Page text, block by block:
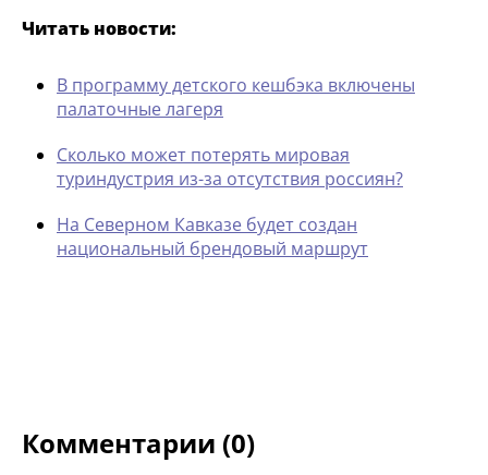
Читать новости:
В программу детского кешбэка включены
палаточные лагеря
Сколько может потерять мировая
туриндустрия из-за отсутствия россиян?
На Северном Кавказе будет создан
национальный брендовый маршрут
Комментарии (0)